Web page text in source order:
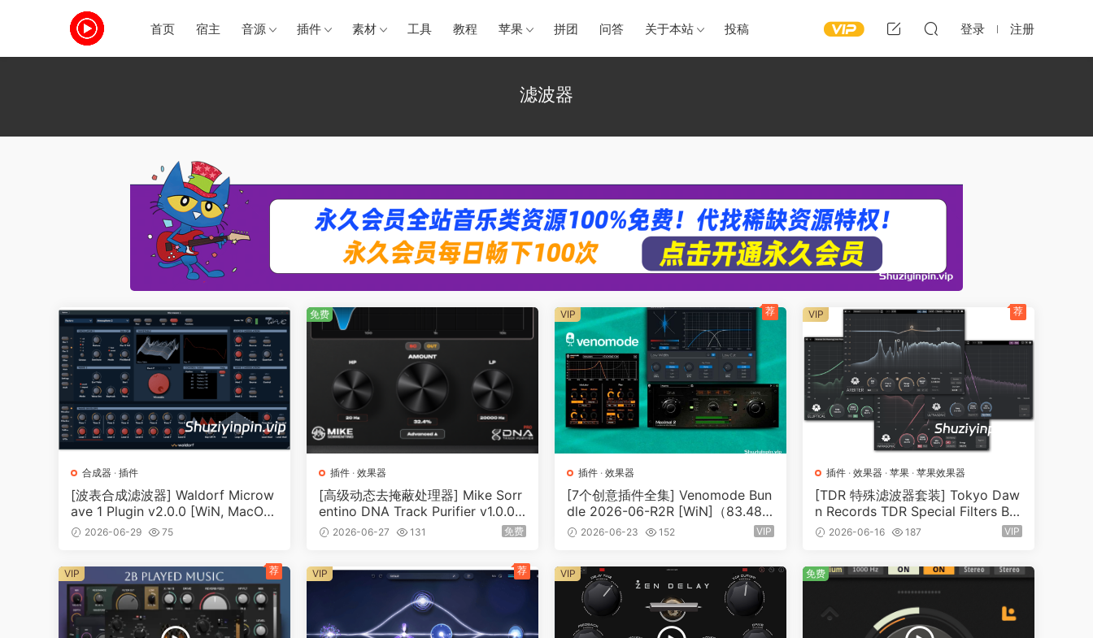
首页 宿主 音源 插件 素材 工具 教程 苹果 拼团 问答 关于本站 投稿 登录 注册
滤波器
合成器 · 插件
[波表合成滤波器] Waldorf Microw
ave 1 Plugin v2.0.0 [WiN, MacOS
X]（36.52MB+110.78MB）
2026-06-29 75
插件 · 效果器
[高级动态去掩蔽处理器] Mike Sorr
entino DNA Track Purifier v1.0.0
VST3 [WiN]（6.73MB）
2026-06-27 131 免费
免费
插件 · 效果器
[7个创意插件全集] Venomode Bun
dle 2026-06-R2R [WiN]（83.48M
B+）2026-06-23 152 VIP
VIP 荐
插件 · 效果器 · 苹果 · 苹果效果器
[TDR 特殊滤波器套装] Tokyo Daw
n Records TDR Special Filters Bu
ndle v2026.06 Patched+Keygen
2026-06-16 187 VIP
VIP 荐
VIP 荐 VIP 荐 VIP 免费